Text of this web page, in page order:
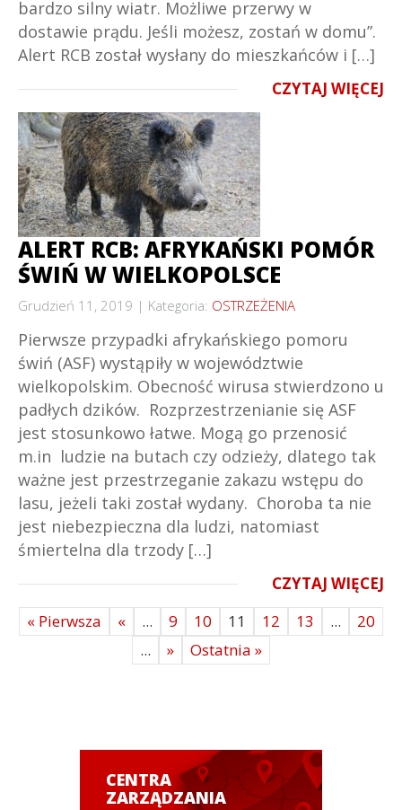
bardzo silny wiatr. Możliwe przerwy w
dostawie prądu. Jeśli możesz, zostań w domu”.
Alert RCB został wysłany do mieszkańców i […]
CZYTAJ WIĘCEJ
ALERT RCB: AFRYKAŃSKI POMÓR
ŚWIŃ W WIELKOPOLSCE
Grudzień 11, 2019 Kategoria: OSTRZEŻENIA
Pierwsze przypadki afrykańskiego pomoru
świń (ASF) wystąpiły w województwie
wielkopolskim. Obecność wirusa stwierdzono u
padłych dzików. Rozprzestrzenianie się ASF
jest stosunkowo łatwe. Mogą go przenosić
m.in ludzie na butach czy odzieży, dlatego tak
ważne jest przestrzeganie zakazu wstępu do
lasu, jeżeli taki został wydany. Choroba ta nie
jest niebezpieczna dla ludzi, natomiast
śmiertelna dla trzody […]
CZYTAJ WIĘCEJ
« Pierwsza
« ... 9 10 11 12 13 ...
20
...
» Ostatnia »
CENTRA
ZARZĄDZANIA